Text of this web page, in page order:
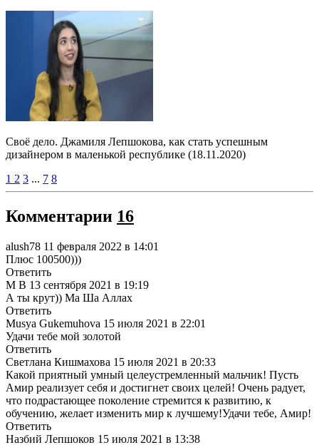
Своё дело. Джамиля Лепшокова, как стать успешным
дизайнером в маленькой республике (18.11.2020)
1 2 3 ... 7 8
Комментарии 16
alush78 11 февраля 2022 в 14:01
Плюс 100500)))
Ответить
M B 13 сентября 2021 в 19:19
А ты крут)) Ма Ша Аллах
Ответить
Musya Gukemuhova 15 июля 2021 в 22:01
Удачи тебе мой золотой
Ответить
Светлана Кишмахова 15 июля 2021 в 20:33
Какой приятный умный целеустремленный мальчик! Пусть
Амир реализует себя и достигнет своих целей! Очень радует,
что подрастающее поколение стремится к развитию, к
обучению, желает изменить мир к лучшему!Удачи тебе, Амир!
Ответить
Назбий Лепшоков 15 июля 2021 в 13:38